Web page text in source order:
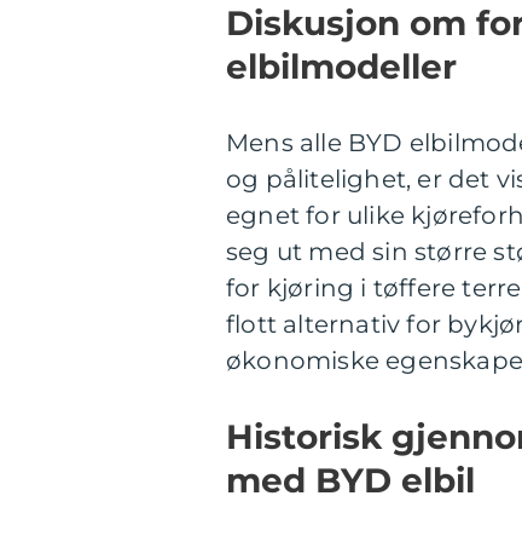
Diskusjon om
elbilmodeller
Mens alle BYD
og pålitelighet, er det
egnet for ulike
seg ut med sin større
for kjøring i tøffere
flott alternativ for
økonomiske
Historisk
med BYD elbil